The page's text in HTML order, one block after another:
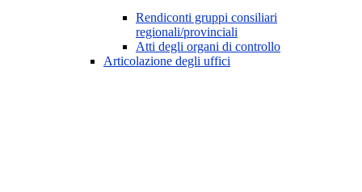
Rendiconti gruppi consiliari
regionali/provinciali
Atti degli organi di controllo
Articolazione degli uffici